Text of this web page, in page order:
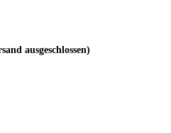
ausgeschlossen)